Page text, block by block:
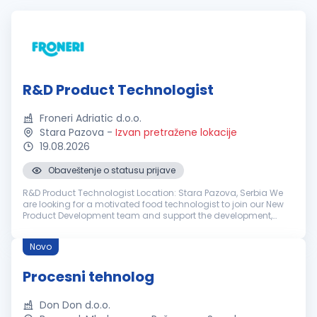
R&D Product Technologist
Froneri Adriatic d.o.o.
Stara Pazova - Izvan pretražene lokacije
19.08.2026
Obaveštenje o statusu prijave
R&D Product Technologist Location: Stara Pazova, Serbia We
are looking for a motivated food technologist to join our New
Product Development team and support the development,
products. This ro...
Novo
Procesni tehnolog
Don Don d.o.o.